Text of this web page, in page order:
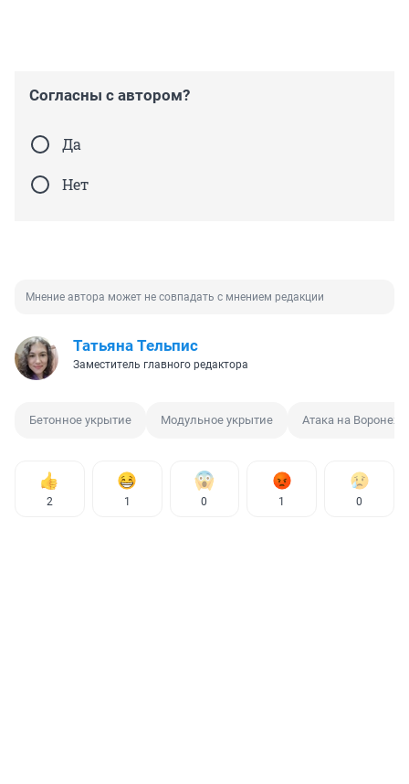
Согласны с автором?
Да
Нет
Мнение автора может не совпадать с мнением редакции
Татьяна Тельпис
Заместитель главного редактора
Бетонное укрытие Модульное укрытие Атака на Воронеж
2 1 0 1 0